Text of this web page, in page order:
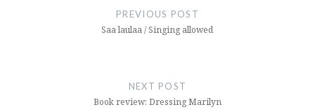
PREVIOUS POST
Saa laulaa / Singing allowed
NEXT POST
Book review: Dressing Marilyn